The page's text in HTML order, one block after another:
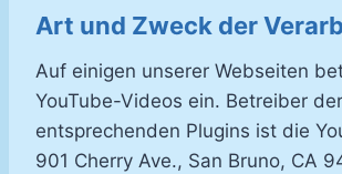
Art und Zweck der
Auf einigen unserer Webseiten
YouTube-Videos ein. Betreiber der
entsprechenden Plugins ist die
901 Cherry Ave., San Bruno, CA